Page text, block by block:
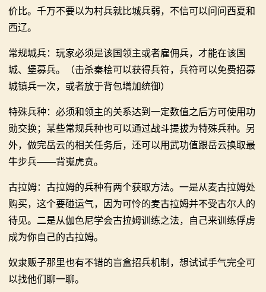
价比。千万不要以为村兵就比城兵弱，不信可以问问西夏和
西辽。
常规城兵：玩家必须是该国领主或者雇佣兵，才能在该国
城、堡募兵。（击杀秦桧可以获得兵符，兵符可以免费招募
城镇兵一次，或者放于背包增加统御）
特殊兵种：必须和领主的关系达到一定数值之后方可使用功
勋交换；某些常规兵种也可以通过战斗提拔为特殊兵种。另
外，做完岳云的相关任务后，还可以用武功值跟岳云换取最
牛步兵——背嵬虎贲。
古拉姆：古拉姆的兵种有两个获取方法。一是从麦古拉姆处
购买，这个要碰运气，因为可怜的麦古拉姆并不受古尔人的
待见。二是从伽色尼学会古拉姆训练之法，自己来训练俘虏
成为你自己的古拉姆。
奴隶贩子那里也有不错的盲盒招兵机制，想试试手气完全可
以找他们聊一聊。